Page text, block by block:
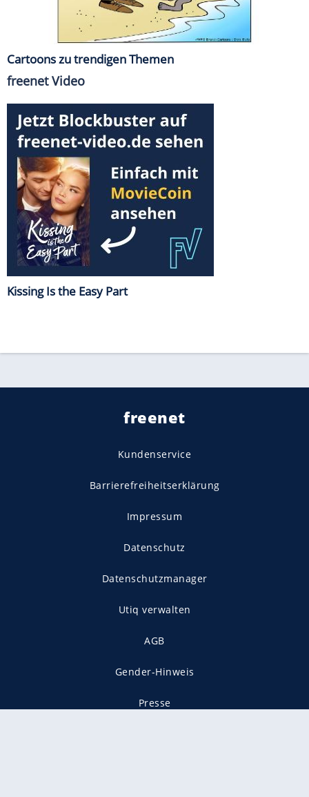
Cartoons zu trendigen Themen
freenet Video
Kissing Is the Easy Part
freenet
Kundenservice
Barrierefreiheitserklärung
Impressum
Datenschutz
Datenschutzmanager
Utiq verwalten
AGB
Gender-Hinweis
Presse